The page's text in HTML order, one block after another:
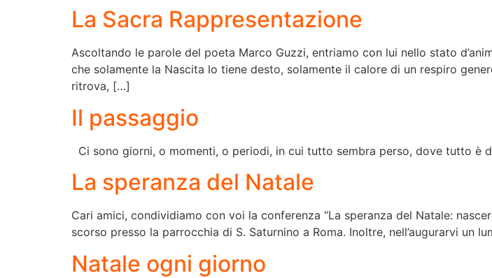
La Sacra Rappresentazione
Ascoltando le parole del poeta Marco Guzzi, entriamo con lui nello stato
che solamente la Nascita lo tiene desto, solamente il calore di un respiro
ritrova, […]
Il passaggio
Ci sono giorni, o momenti, o periodi, in cui tutto sembra perso, dove tutto è
La speranza del Natale
Cari amici, condividiamo con voi la conferenza “La speranza del Natale:
scorso presso la parrocchia di S. Saturnino a Roma. Inoltre, nell’augurarvi un
Natale ogni giorno